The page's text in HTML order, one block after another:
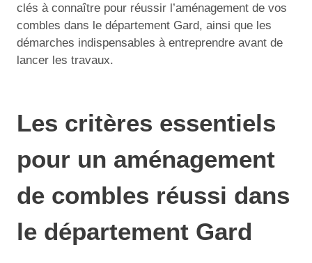
clés à connaître pour réussir l’aménagement de vos
combles dans le département Gard, ainsi que les
démarches indispensables à entreprendre avant de
lancer les travaux.
Les critères essentiels
pour un aménagement
de combles réussi dans
le département Gard